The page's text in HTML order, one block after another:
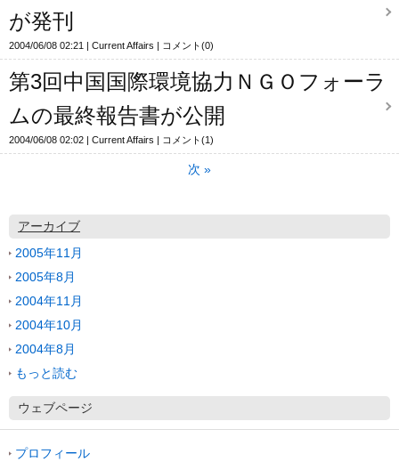
が発刊
2004/06/08 02:21 Current Affairs コメント(0)
第3回中国国際環境協力ＮＧＯフォーラ
ムの最終報告書が公開
2004/06/08 02:02 Current Affairs コメント(1)
次 »
アーカイブ
2005年11月
2005年8月
2004年11月
2004年10月
2004年8月
もっと読む
ウェブページ
プロフィール